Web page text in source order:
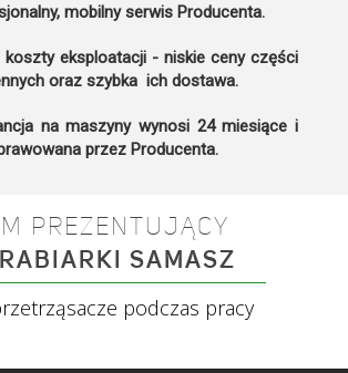
mobilny serwis Producenta.
koszty eksploatacji - niskie ceny części
oraz szybka ich dostawa.
na maszyny wynosi 24 miesiące i
przez Producenta.
PREZENTUJĄCY
SAMASZ
podczas pracy